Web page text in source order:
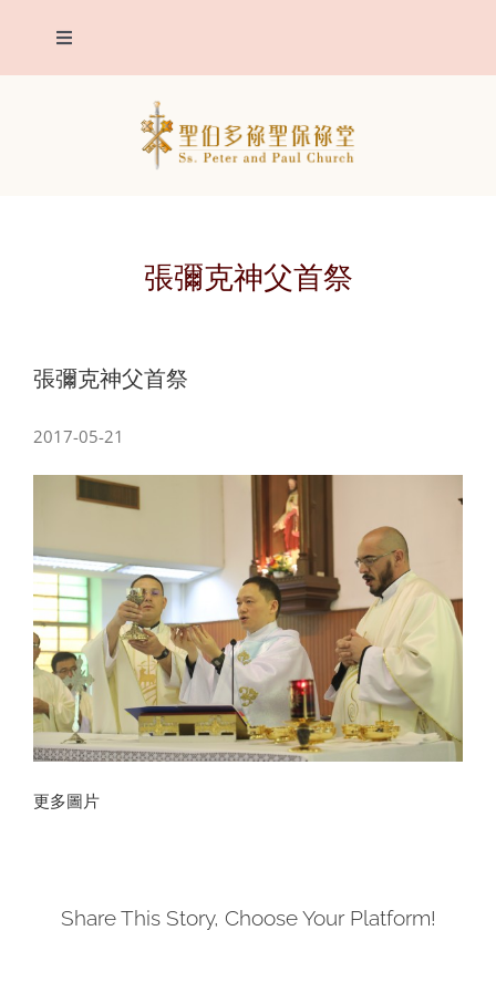
content
Toggle
Navigation
明供聖體
ENGLISH
張彌克神父首祭
張彌克神父首祭
2017-05-21
更多圖片
Share This Story, Choose Your Platform!